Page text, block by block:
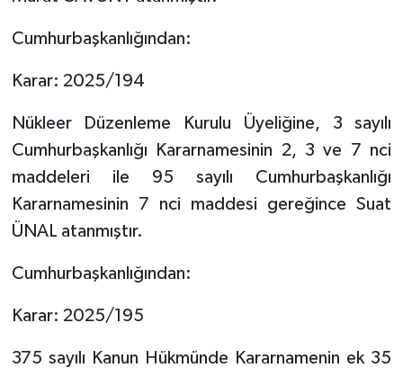
Cumhurbaşkanlığından:
Karar: 2025/194
Nükleer Düzenleme Kurulu Üyeliğine, 3 sayılı
Cumhurbaşkanlığı Kararnamesinin 2, 3 ve 7 nci
maddeleri ile 95 sayılı Cumhurbaşkanlığı
Kararnamesinin 7 nci maddesi gereğince Suat
ÜNAL atanmıştır.
Cumhurbaşkanlığından:
Karar: 2025/195
375 sayılı Kanun Hükmünde Kararnamenin ek 35